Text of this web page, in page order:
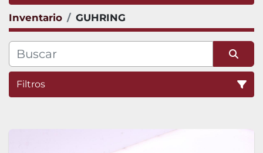
Inventario GUHRING
Filtros